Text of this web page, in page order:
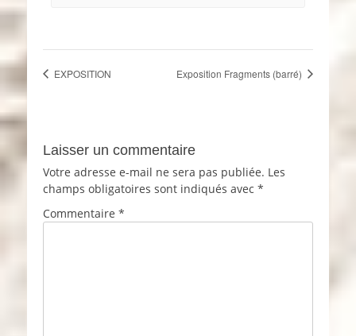
EXPOSITION Exposition Fragments (barré)
Laisser un commentaire
Votre adresse e-mail ne sera pas publiée. Les
champs obligatoires sont indiqués avec *
Commentaire *